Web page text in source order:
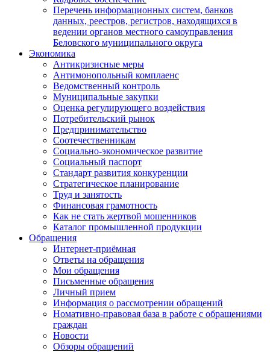
Перечень информационных систем, банков
данных, реестров, регистров, находящихся в
ведении органов местного самоуправления
Беловского муниципального округа
Экономика
Антикризисные меры
Антимонопольный комплаенс
Ведомственный контроль
Муниципальные закупки
Оценка регулирующего воздействия
Потребительский рынок
Предпринимательство
Соотечественникам
Социально-экономическое развитие
Социальный паспорт
Стандарт развития конкуренции
Стратегическое планирование
Труд и занятость
Финансовая грамотность
Как не стать жертвой мошенников
Каталог промышленной продукции
Обращения
Интернет-приёмная
Ответы на обращения
Мои обращения
Письменные обращения
Личный прием
Информация о рассмотрении обращений
Номативно-правовая база в работе с обращениями
граждан
Новости
Обзоры обращений